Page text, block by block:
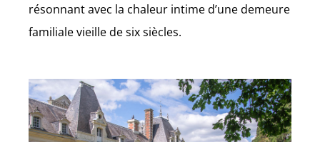
résonnant avec la chaleur intime d’une demeure
familiale vieille de six siècles.